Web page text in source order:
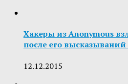
Хакеры из Anonymous
после его
12.12.2015